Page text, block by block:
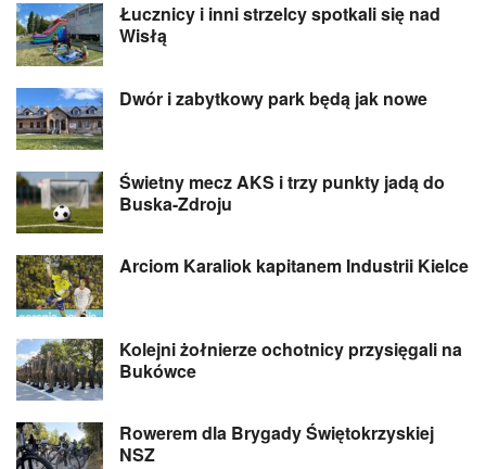
Łucznicy i inni strzelcy spotkali się nad
Wisłą
Dwór i zabytkowy park będą jak nowe
Świetny mecz AKS i trzy punkty jadą do
Buska-Zdroju
Arciom Karaliok kapitanem Industrii Kielce
Kolejni żołnierze ochotnicy przysięgali na
Bukówce
Rowerem dla Brygady Świętokrzyskiej
NSZ